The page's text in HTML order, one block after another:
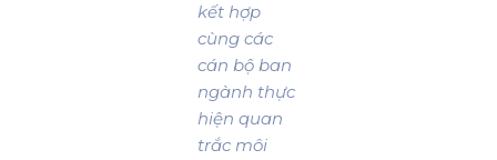
kết hợp
cùng các
cán bộ ban
ngành thực
hiện quan
trắc môi